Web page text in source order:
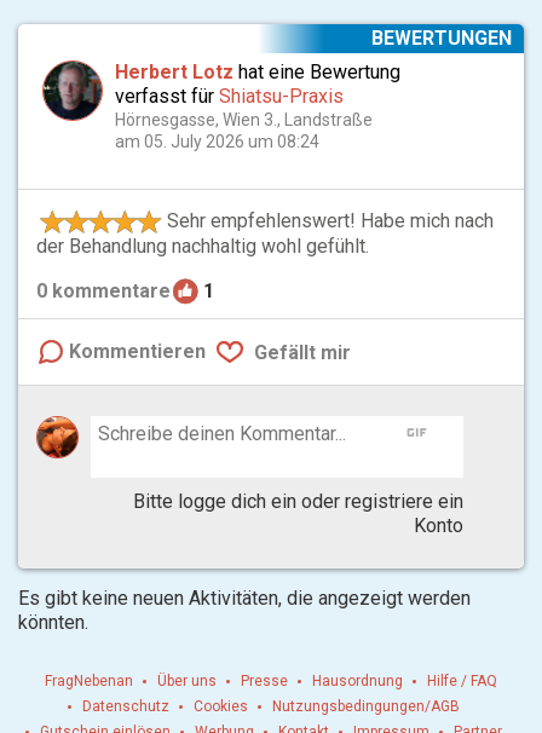
um einen Termin für mehr Wohlbefinden und
BEWERTUNGEN
Herbert Lotz hat eine Bewertung
verfasst für Shiatsu-Praxis
Hörnesgasse, Wien 3., Landstraße
am 05. July 2026 um 08:24
Sehr empfehlenswert! Habe mich nach
der Behandlung nachhaltig wohl gefühlt.
0 kommentare 1
Kommentieren Gefällt mir
gif
Bitte logge dich ein oder registriere ein
Konto
Es gibt keine neuen Aktivitäten, die angezeigt werden
könnten.
FragNebenan Über uns Presse Hausordnung
Hilfe / FAQ
Datenschutz
Cookies
Nutzungsbedingungen/AGB